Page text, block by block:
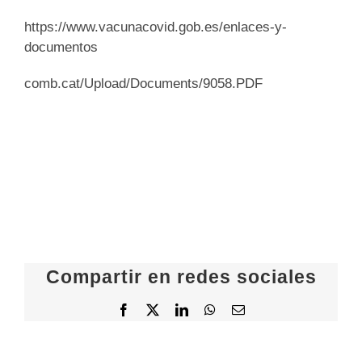
https://www.vacunacovid.gob.es/enlaces-y-
documentos
comb.cat/Upload/Documents/9058.PDF
Compartir en redes sociales
Facebook LinkedInWhatsApp
Email